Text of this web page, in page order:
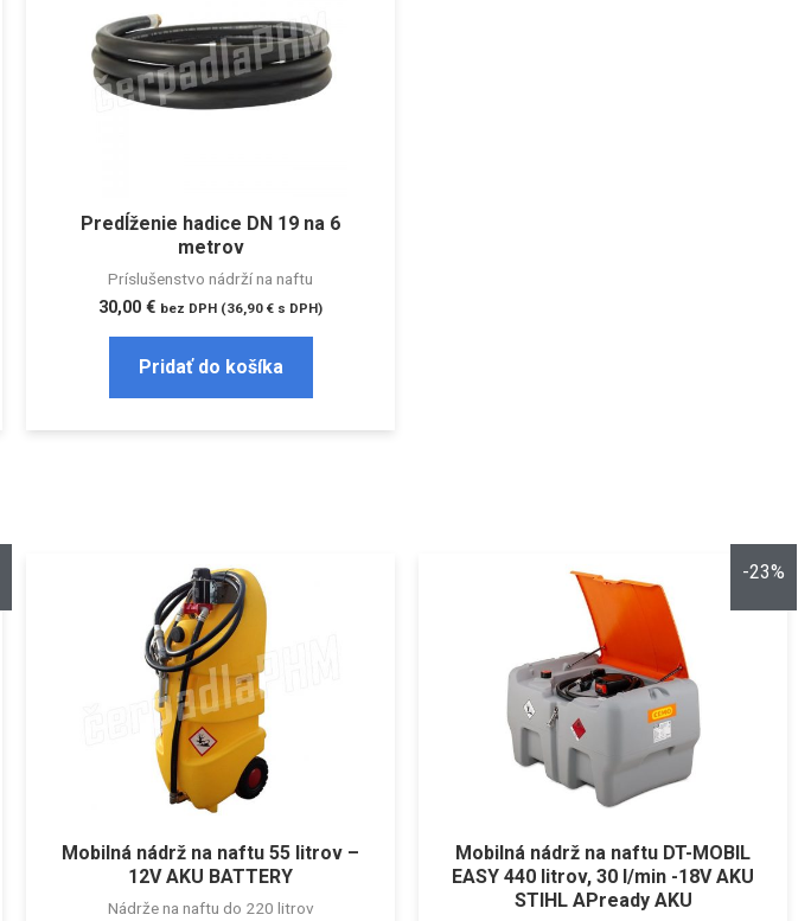
Predĺženie hadice DN 19 na 6
metrov
Príslušenstvo nádrží na naftu
30,00 € bez DPH (36,90 € s DPH)
Pridať do košíka
Mobilná nádrž na naftu 55 litrov –
12V AKU BATTERY
Nádrže na naftu do 220 litrov
-23%
Mobilná nádrž na naftu DT-MOBIL
EASY 440 litrov, 30 l/min -18V AKU
STIHL APready AKU